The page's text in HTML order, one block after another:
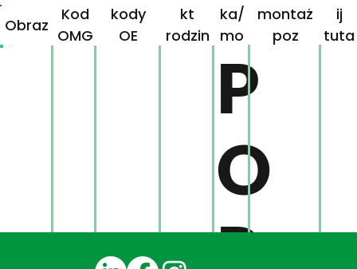
Obraz
Kod
OMG
kody
OE
kt
rodzin
ka/
mo
montaż
poz
ij
tuta
P
O
R